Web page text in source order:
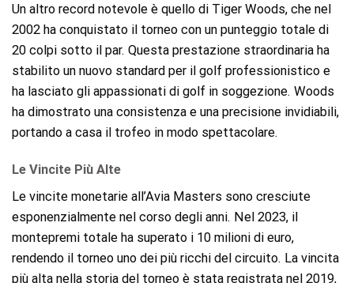
Un altro record notevole è quello di Tiger Woods, che nel
2002 ha conquistato il torneo con un punteggio totale di
20 colpi sotto il par. Questa prestazione straordinaria ha
stabilito un nuovo standard per il golf professionistico e
ha lasciato gli appassionati di golf in soggezione. Woods
ha dimostrato una consistenza e una precisione invidiabili,
portando a casa il trofeo in modo spettacolare.
Le Vincite Più Alte
Le vincite monetarie all’Avia Masters sono cresciute
esponenzialmente nel corso degli anni. Nel 2023, il
montepremi totale ha superato i 10 milioni di euro,
rendendo il torneo uno dei più ricchi del circuito. La vincita
più alta nella storia del torneo è stata registrata nel 2019,